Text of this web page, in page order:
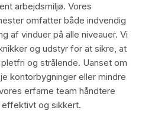
arbejdsmiljø. Vores
omfatter både indvendig
af vinduer på alle niveauer. Vi
og udstyr for at sikre, at
og strålende. Uanset om
kontorbygninger eller mindre
erfarne team håndtere
og sikkert.